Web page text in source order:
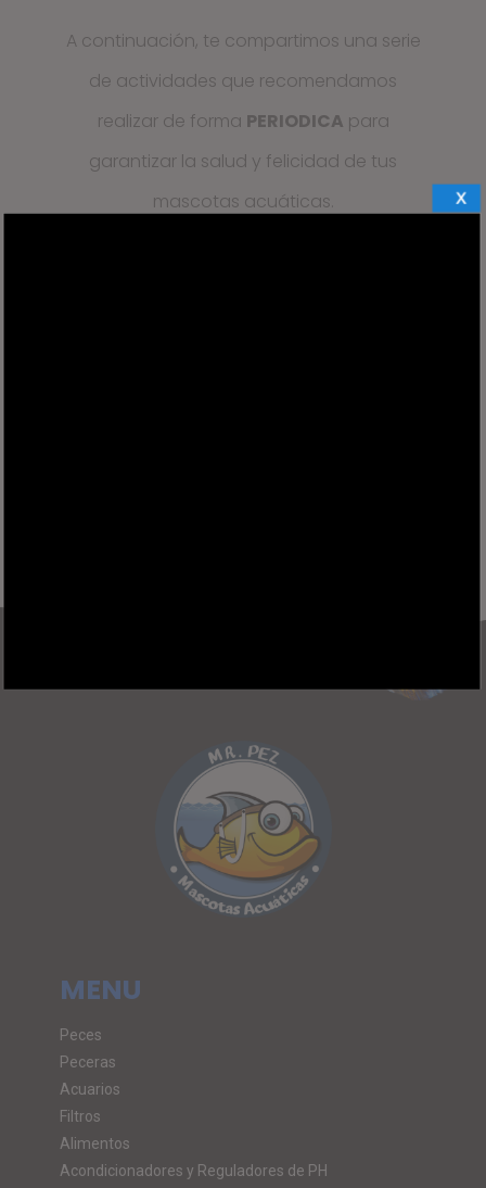
A continuación, te compartimos una serie
de actividades que recomendamos
realizar de forma PERIODICA para
garantizar la salud y felicidad de tus
mascotas acuáticas.
MENU
Peces
Peceras
Acuarios
Filtros
Alimentos
Acondicionadores y Reguladores de PH
X